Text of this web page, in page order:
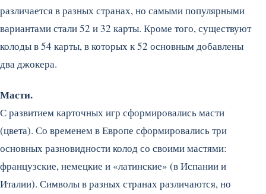
различается в разных странах, но самыми популярными
вариантами стали 52 и 32 карты. Кроме того, существуют
колоды в 54 карты, в которых к 52 основным добавлены
два джокера.
Масти.
С развитием карточных игр сформировались масти
(цвета). Со временем в Европе сформировались три
основных разновидности колод со своими мастями:
французские, немецкие и «латинские» (в Испании и
Италии). Символы в разных странах различаются, но